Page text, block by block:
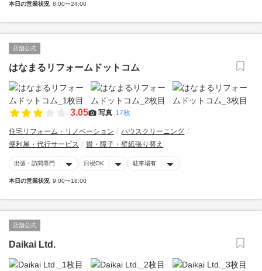
本日の営業状況 8:00〜24:00
店舗公式
はなまるリフォームドットコム
3.05 写真 17枚
住宅リフォーム・リノベーション
ハウスクリーニング
便利屋・代行サービス
畳・障子・壁紙張り替え
出張・訪問専門 日祝OK 駐車場有
本日の営業状況 9:00〜18:00
店舗公式
Daikai Ltd.